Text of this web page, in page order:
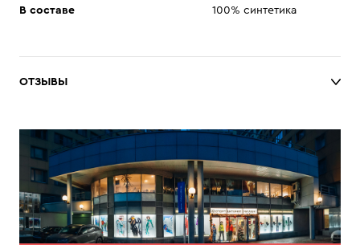
В составе 100% синтетика
ОТЗЫВЫ